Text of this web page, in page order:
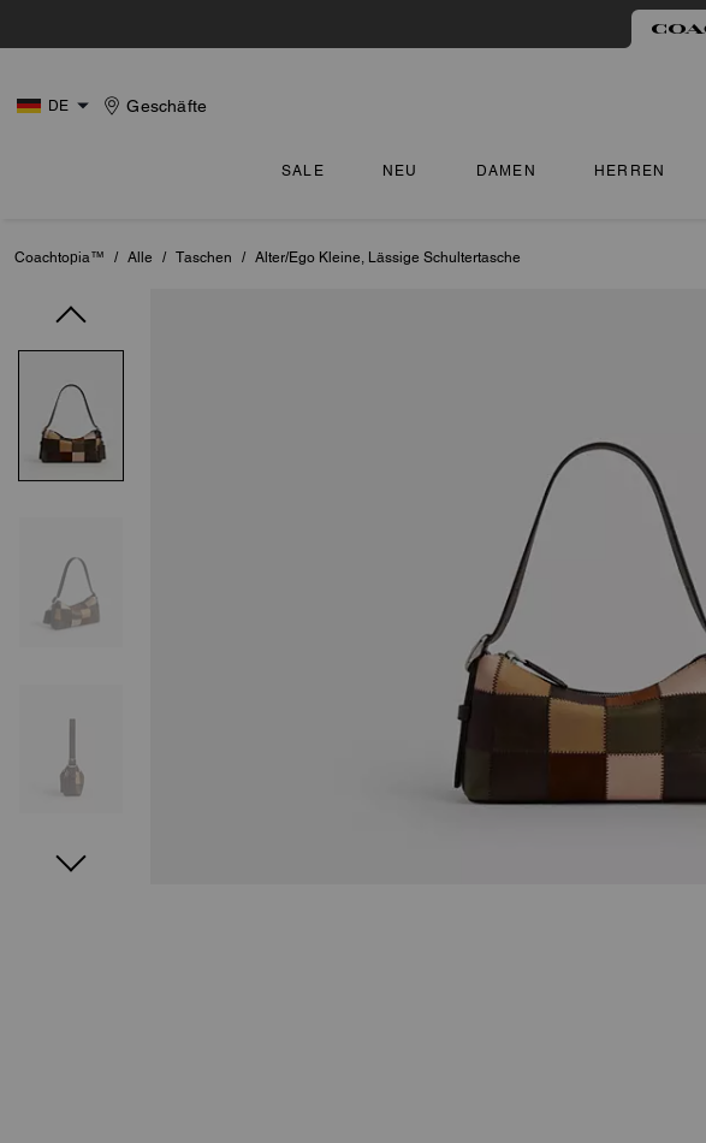
DE Geschäfte
SALE NEU DAMEN HERREN
Coachtopia™ / Alle / Taschen / Alter/Ego Kleine, Lässige Schultertasche